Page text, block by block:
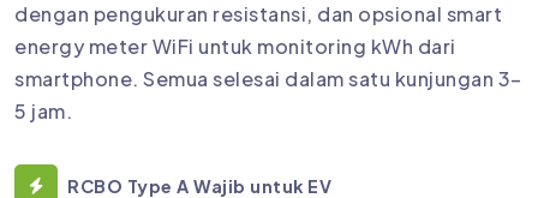
dengan pengukuran resistansi, dan opsional smart
energy meter WiFi untuk monitoring kWh dari
smartphone. Semua selesai dalam satu kunjungan 3–
5 jam.
RCBO Type A Wajib untuk EV